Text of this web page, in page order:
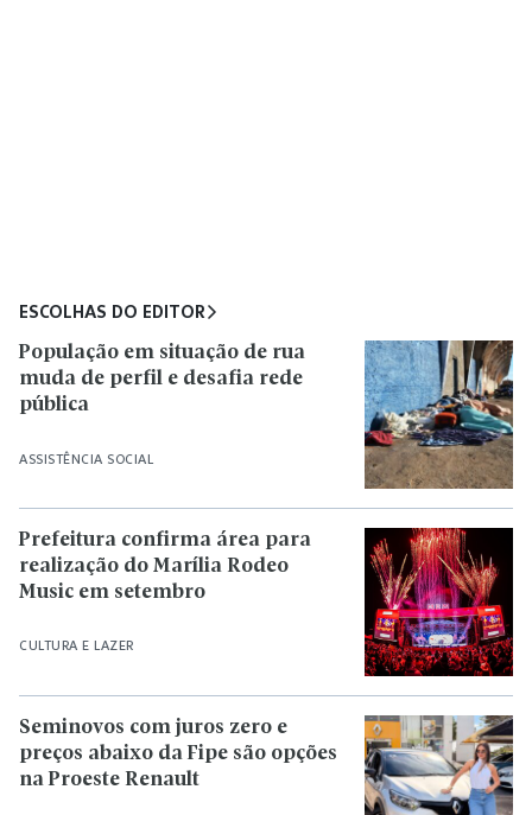
ESCOLHAS DO EDITOR
ASSISTÊNCIA SOCIAL
População em situação de rua
muda de perfil e desafia rede
pública
CULTURA E LAZER
Prefeitura confirma área para
realização do Marília Rodeo
Music em setembro
Seminovos com juros zero e
preços abaixo da Fipe são opções
na Proeste Renault